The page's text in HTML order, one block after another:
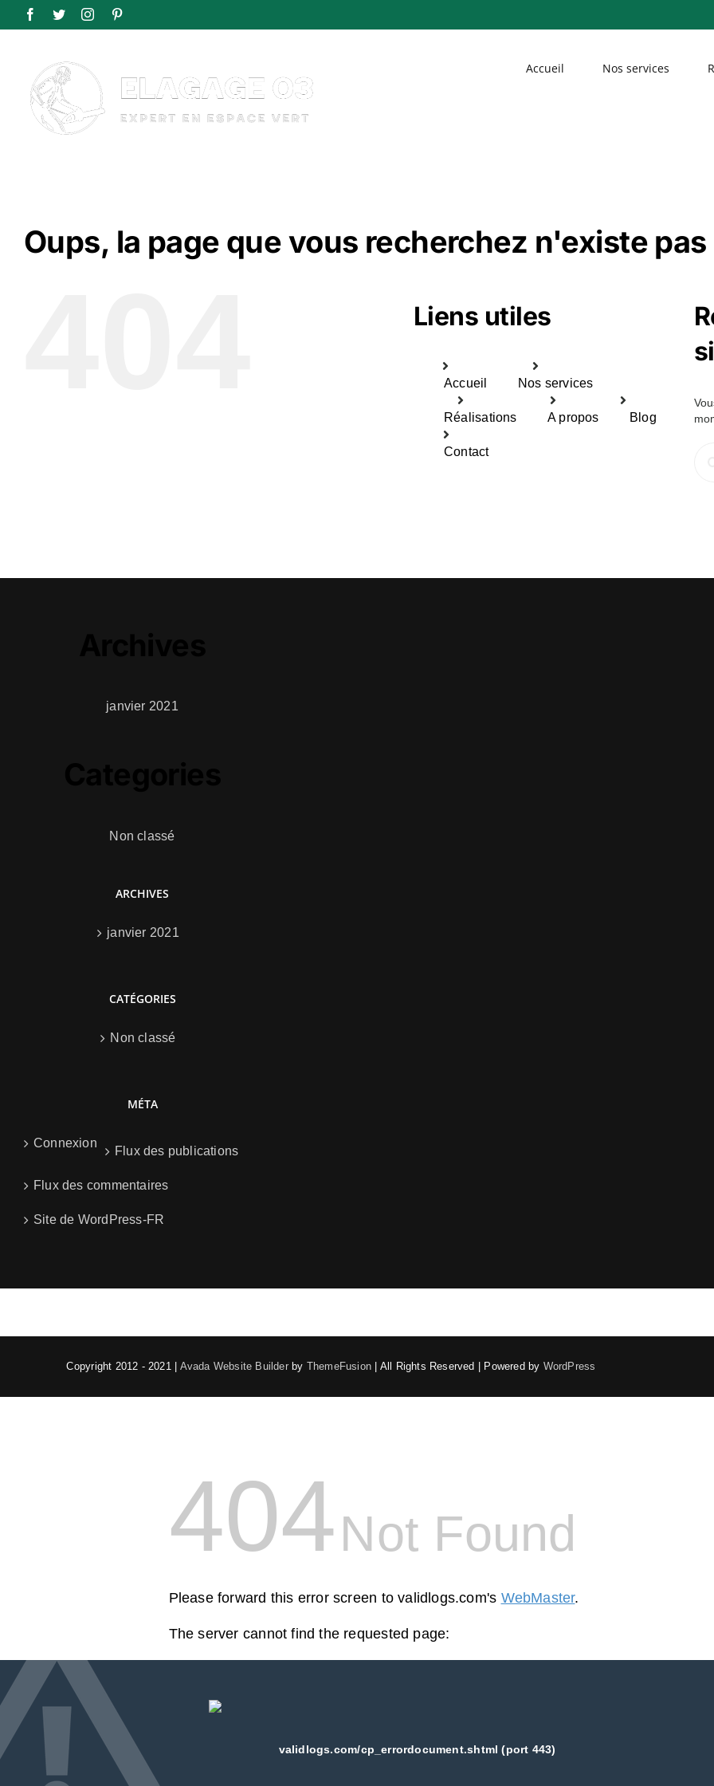
Passer
Facebook
TwitterInstagramPinterest
Accueil Nos services
Oups, la page que vous recherchez n'existe pas
Liens utiles
Accueil Nos services
Réalisations A propos Blog
Contact
janvier 2021
Non classé
ARCHIVES
janvier 2021
CATÉGORIES
Non classé
MÉTA
Connexion
Flux des publications
Flux des commentaires
Site de WordPress-FR
Copyright 2012 - 2021 | Avada Website Builderby ThemeFusion | All Rights Reserved | Powered by WordPress
404Not Found
Please forward this error screen to validlogs.com's WebMaster.
The server cannot find the requested page:
validlogs.com/cp_errordocument.shtml (port 443)